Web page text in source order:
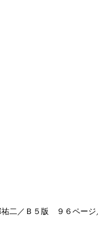
二／Ｂ５版 ９６ページ